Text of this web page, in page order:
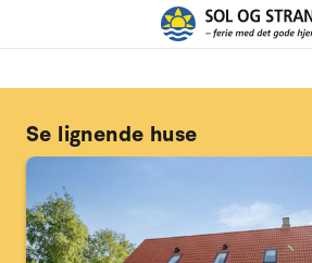
Se lignende huse